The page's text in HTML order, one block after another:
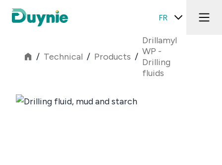
FR
/ Technical / Products /
Drillamyl
WP -
Drilling
fluids